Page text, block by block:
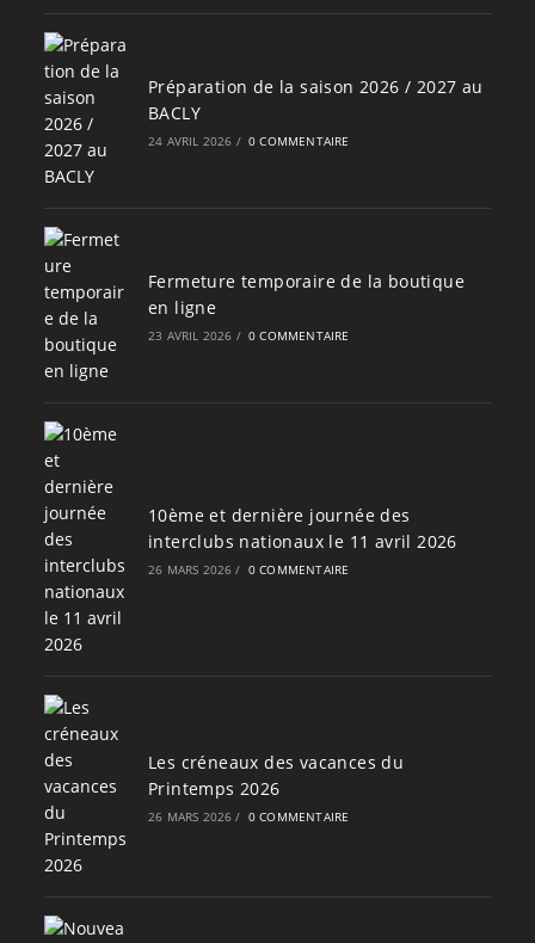
Préparation de la saison 2026 / 2027 au
BACLY
24 AVRIL 2026 / 0 COMMENTAIRE
Fermeture temporaire de la boutique
en ligne
23 AVRIL 2026 / 0 COMMENTAIRE
10ème et dernière journée des
interclubs nationaux le 11 avril 2026
26 MARS 2026 / 0 COMMENTAIRE
Les créneaux des vacances du
Printemps 2026
26 MARS 2026 / 0 COMMENTAIRE